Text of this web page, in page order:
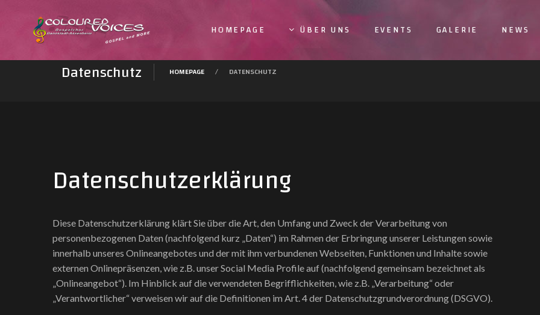
HOMEPAGE ÜBER UNS EVENTS GALERIE NEWS
Datenschutz HOMEPAGE DATENSCHUTZ
Datenschutzerklärung
Diese Datenschutzerklärung klärt Sie über die Art, den Umfang und Zweck der Verarbeitung von
personenbezogenen Daten (nachfolgend kurz „Daten“) im Rahmen der Erbringung unserer Leistungen sowie
innerhalb unseres Onlineangebotes und der mit ihm verbundenen Webseiten, Funktionen und Inhalte sowie
externen Onlinepräsenzen, wie z.B. unser Social Media Profile auf (nachfolgend gemeinsam bezeichnet als
„Onlineangebot“). Im Hinblick auf die verwendeten Begrifflichkeiten, wie z.B. „Verarbeitung“ oder
„Verantwortlicher“ verweisen wir auf die Definitionen im Art. 4 der Datenschutzgrundverordnung (DSGVO).